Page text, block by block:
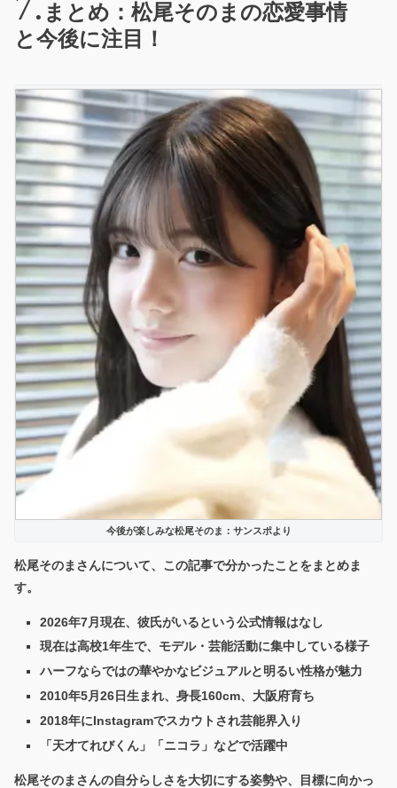
まとめ：松尾そのまの恋愛事情
と今後に注目！
今後が楽しみな松尾そのま：サンスポより
松尾そのまさんについて、この記事で分かったことをまとめま
す。
2026年7月現在、彼氏がいるという公式情報はなし
現在は高校1年生で、モデル・芸能活動に集中している様子
ハーフならではの華やかなビジュアルと明るい性格が魅力
2010年5月26日生まれ、身長160cm、大阪府育ち
2018年にInstagramでスカウトされ芸能界入り
「天才てれびくん」「ニコラ」などで活躍中
松尾そのまさんの自分らしさを大切にする姿勢や、目標に向かっ